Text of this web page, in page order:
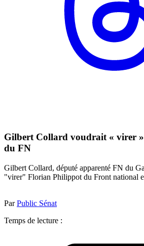
Gilbert Collard voudrait « virer
du FN
Gilbert Collard, député apparenté FN du
"virer" Florian Philippot du Front national
ParPublic Sénat
Temps de lecture :